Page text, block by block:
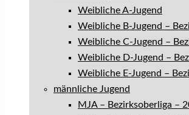
Weibliche A-Jugend
Weibliche B-Jugend –
Weibliche C-Jugend –
Weibliche D-Jugend –
Weibliche E-Jugend –
männliche Jugend
MJA – Bezirksoberliga –